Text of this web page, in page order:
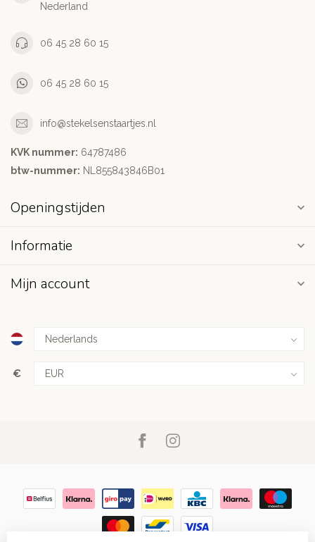
Nederland
06 45 28 60 15
06 45 28 60 15
info@stekelsenstaartjes.nl
KVK nummer: 64787486
btw-nummer: NL855843846B01
Openingstijden
Informatie
Mijn account
€